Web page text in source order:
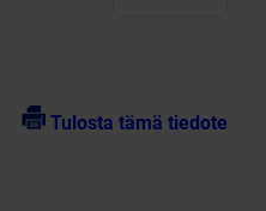
Tulosta tämä tiedote